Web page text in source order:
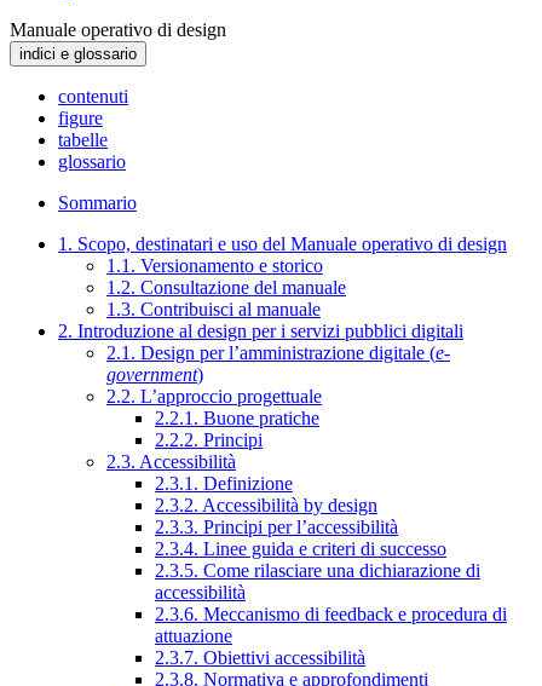
Manuale operativo di design
indici e glossario
contenuti
figure
tabelle
glossario
Sommario
1. Scopo, destinatari e uso del Manuale operativo di design
1.1. Versionamento e storico
1.2. Consultazione del manuale
1.3. Contribuisci al manuale
2. Introduzione al design per i servizi pubblici digitali
2.1. Design per l’amministrazione digitale (e-
government)
2.2. L’approccio progettuale
2.2.1. Buone pratiche
2.2.2. Principi
2.3. Accessibilità
2.3.1. Definizione
2.3.2. Accessibilità by design
2.3.3. Principi per l’accessibilità
2.3.4. Linee guida e criteri di successo
2.3.5. Come rilasciare una dichiarazione di
accessibilità
2.3.6. Meccanismo di feedback e procedura di
attuazione
2.3.7. Obiettivi accessibilità
2.3.8. Normativa e approfondimenti